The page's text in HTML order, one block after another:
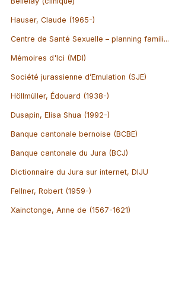
Hauser, Claude (1965-)
Centre de Santé Sexuelle – planning famili...
Mémoires d'Ici (MDI)
Société jurassienne d’Emulation (SJE)
Höllmüller, Édouard (1938-)
Dusapin, Elisa Shua (1992-)
Banque cantonale bernoise (BCBE)
Banque cantonale du Jura (BCJ)
Dictionnaire du Jura sur internet, DIJU
Fellner, Robert (1959-)
Xainctonge, Anne de (1567-1621)